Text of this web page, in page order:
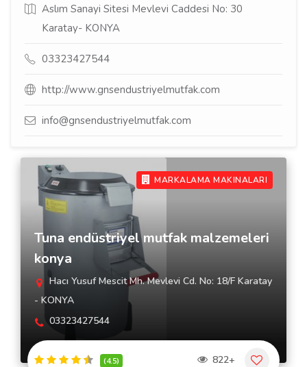
Aslım Sanayi Sitesi Mevlevi Caddesi No: 30
Karatay- KONYA
03323427544
http://www.gnsendustriyelmutfak.com
info@gnsendustriyelmutfak.com
MARKALAMA MAKINALARI
Tuna endüstriyel mutfak malzemeleri
konya
Hacı Yusuf Mescit Mh. Mevlevi Cd. No: 18/F Karatay
- KONYA
03323427544
(4.5) 822+